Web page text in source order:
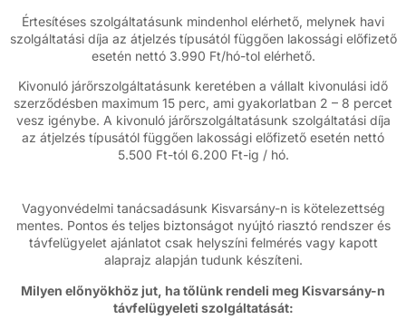
Értesítéses szolgáltatásunk mindenhol elérhető, melynek havi
szolgáltatási díja az átjelzés típusától függően lakossági előfizető
esetén nettó 3.990 Ft/hó-tol elérhető.
Kivonuló járőrszolgáltatásunk keretében a vállalt kivonulási idő
szerződésben maximum 15 perc, ami gyakorlatban 2 – 8 percet
vesz igénybe. A kivonuló járőrszolgáltatásunk szolgáltatási díja
az átjelzés típusától függően lakossági előfizető esetén nettó
5.500 Ft-tól 6.200 Ft-ig / hó.
Vagyonvédelmi tanácsadásunk Kisvarsány-n is kötelezettség
mentes. Pontos és teljes biztonságot nyújtó riasztó rendszer és
távfelügyelet ajánlatot csak helyszíni felmérés vagy kapott
alaprajz alapján tudunk készíteni.
Milyen előnyökhöz jut, ha tőlünk rendeli meg Kisvarsány-n
távfelügyeleti szolgáltatását: